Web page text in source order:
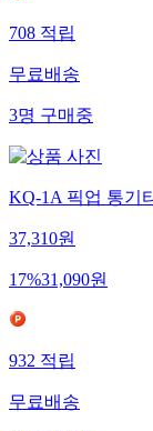
708적립
무료배송
3명구매중
KQ-1A 픽업 통기
37,310원
17%31,090원
932적립
무료배송